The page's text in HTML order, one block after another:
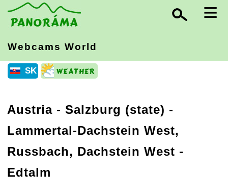
≡
Webcams World
SK
Austria - Salzburg (state) -
Lammertal-Dachstein West,
Russbach, Dachstein West -
Edtalm